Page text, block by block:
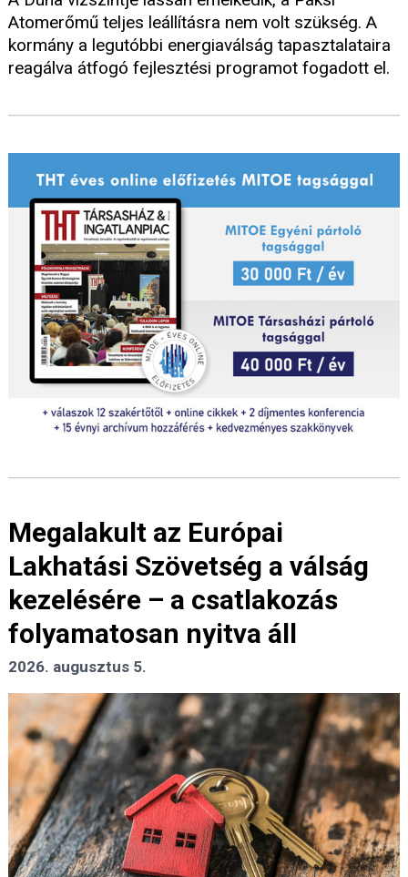
Atomerőmű teljes leállításra nem volt szükség. A
kormány a legutóbbi energiaválság tapasztalataira
reagálva átfogó fejlesztési programot fogadott el.
Megalakult az Európai
Lakhatási Szövetség a válság
kezelésére – a csatlakozás
folyamatosan nyitva áll
2026. augusztus 5.